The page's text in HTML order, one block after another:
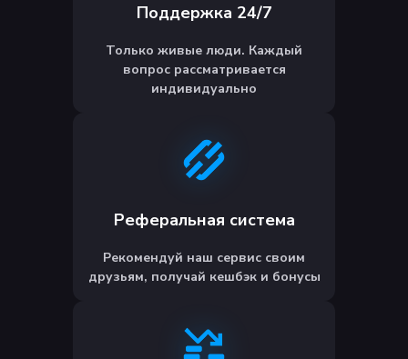
Поддержка 24/7
Только живые люди. Каждый
вопрос рассматривается
индивидуально
Реферальная система
Рекомендуй наш сервис своим
друзьям, получай кешбэк и бонусы